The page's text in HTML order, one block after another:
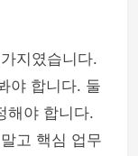
지였습니다.
야 합니다. 둘
해야 합니다.
고 핵심 업무